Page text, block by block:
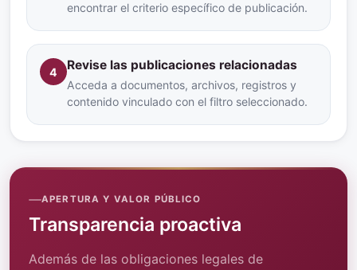
encontrar el criterio específico de publicación.
4 Revise las publicaciones relacionadas
Acceda a documentos, archivos, registros y
contenido vinculado con el filtro seleccionado.
APERTURA Y VALOR PÚBLICO
Transparencia proactiva
Además de las obligaciones legales de